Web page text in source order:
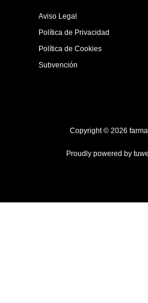
Aviso Legal
Política de Privacidad
Política de Cookies
Subvención
Copyright © 2026
Proudly powered by